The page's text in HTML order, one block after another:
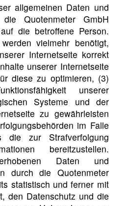
allgemeinen Daten und
Quotenmeter GmbH
die betroffene Person.
vielmehr benötigt,
Internetseite korrekt
unserer Internetseite
diese zu optimieren, (3)
unserer
Systeme und der
zu gewährleisten
im Falle
die zur Strafverfolgung
bereitzustellen.
Daten und
durch die Quotenmeter
statistisch und ferner mit
den Datenschutz und die